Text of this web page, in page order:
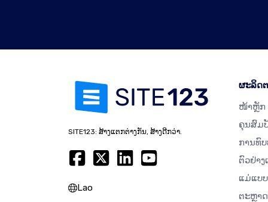
SITE123: ສ້າງແຕກຕ່າງກັນ, ສ້າງດີກວ່າ.
Lao
ຜະລິດ
ໜ້າຫຼັກ
ຄຸນສົມ
ການທົ
ຕົວຢ່າງ
ແມ່ແບ
ຕະຫຼາ